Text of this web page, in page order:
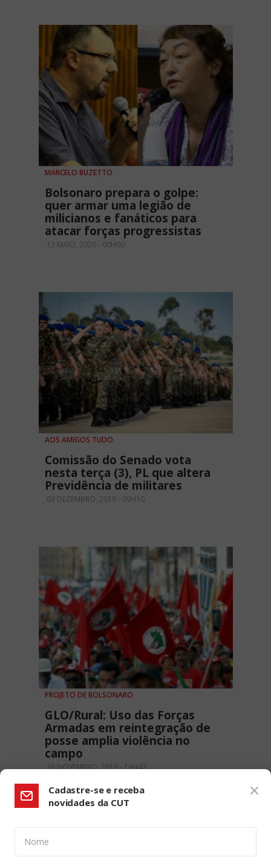
MARCELO BUZETTO
Bolsonaro prepara o golpe:
quer armar uma legião de
milicianos e fanáticos para
atacar forças progressistas
13 MAIO, 2020 - 00H00
AOS AMIGOS TUDO
Comissão do Senado vota
nesta terça (3), PL que altera
Previdência de militares
03 DEZEMBRO, 2019 - 09H10
PROJETO DE BOLSONARO
GLO/Rural: Uso das Forças
Armadas em reintegração de
posse amplia violência no
campo
26 NOVEMBRO, 2019 - 16H43
Cadastre-se e receba
novidades da CUT
Nome